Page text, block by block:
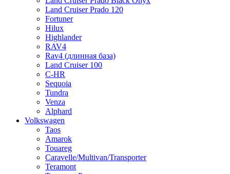
Land Cruiser Prado 120
Fortuner
Hilux
Highlander
RAV4
Rav4 (длинная база)
Land Cruiser 100
C-HR
Sequoia
Tundra
Venza
Alphard
Volkswagen
Taos
Amarok
Touareg
Caravelle/Multivan/Transporter
Teramont